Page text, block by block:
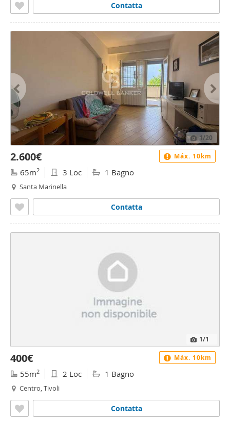
Contatta
1/20
2.600€
65m2 3 Loc 1 Bagno
Santa Marinella
Contatta
Máx. 10km
1/1
400€
55m2 2 Loc 1 Bagno
Centro, Tivoli
Contatta
Máx. 10km